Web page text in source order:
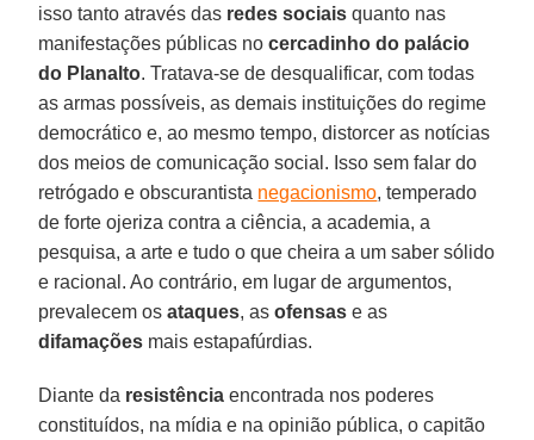
isso tanto através das redes sociais quanto nas
manifestações públicas nocercadinho do palácio
do Planalto. Tratava-se de desqualificar, com todas
as armas possíveis, as demais instituições do regime
democrático e, ao mesmo tempo, distorcer as notícias
dos meios de comunicação social. Isso sem falar do
retrógado e obscurantista negacionismo, temperado
de forte ojeriza contra a ciência, a academia, a
pesquisa, a arte e tudo o que cheira a um saber sólido
e racional. Ao contrário, em lugar de argumentos,
prevalecem osataques, asofensas e as
difamações mais estapafúrdias.
Diante da resistência encontrada nos poderes
constituídos, na mídia e na opinião pública, o capitão